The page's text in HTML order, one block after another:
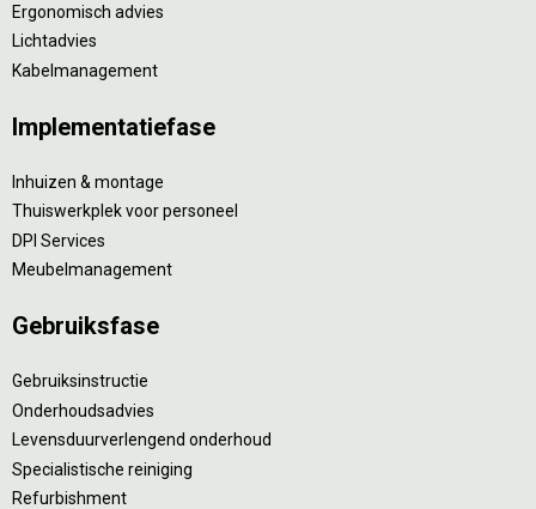
Ergonomisch advies
Lichtadvies
Kabelmanagement
Implementatiefase
Inhuizen & montage
Thuiswerkplek voor personeel
DPI Services
Meubelmanagement
Gebruiksfase
Gebruiksinstructie
Onderhoudsadvies
Levensduurverlengend onderhoud
Specialistische reiniging
Refurbishment